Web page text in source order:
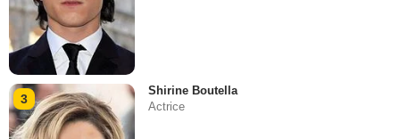
3
Shirine Boutella
Actrice